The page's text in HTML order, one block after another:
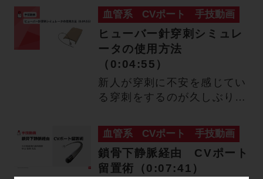
全…
血管系 CVポート 手技動画
ヒューバー針穿刺シミュレ
ータの使用方法
（0:04:55）
新人が穿刺に不安を感じてい
る穿刺をするのが久しぶりで
の…
血管系 CVポート 手技動画
鎖骨下静脈経由 CVポート
留置術（0:07:41）